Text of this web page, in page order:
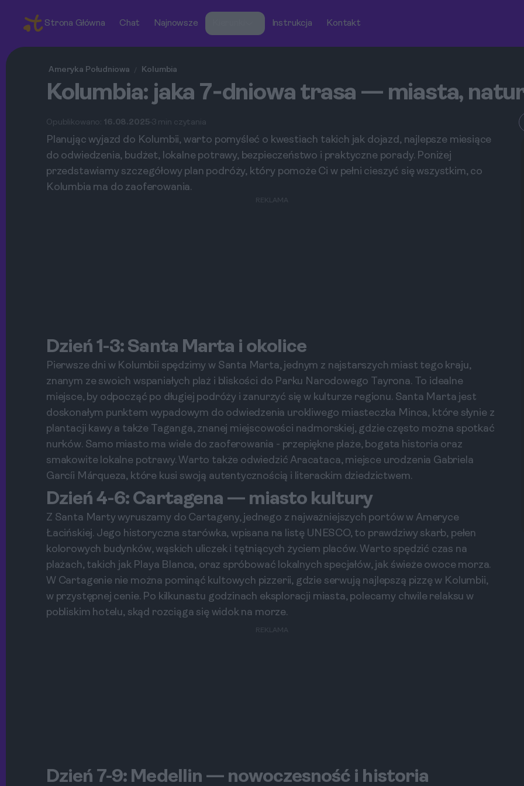
Strona Główna Chat Najnowsze Instrukcja Kontakt
Ameryka Południowa / Kolumbia
Kolumbia: jaka 7‑dniowa trasa — miasta,
Opublikowano: 16.08.2025 3 min czytania
Planując wyjazd do Kolumbii, warto pomyśleć o kwestiach takich jak dojazd, najlepsze miesiące
do odwiedzenia, budżet, lokalne potrawy, bezpieczeństwo i praktyczne porady. Poniżej
przedstawiamy szczegółowy plan podróży, który pomoże Ci w pełni cieszyć się wszystkim, co
Kolumbia ma do zaoferowania.
REKLAMA
Dzień 1-3: Santa Marta i okolice
Pierwsze dni w Kolumbii spędzimy w Santa Marta, jednym z najstarszych miast tego kraju,
znanym ze swoich wspaniałych plaż i bliskości do Parku Narodowego Tayrona. To idealne
miejsce, by odpocząć po długiej podróży i zanurzyć się w kulturze regionu. Santa Marta jest
doskonałym punktem wypadowym do odwiedzenia urokliwego miasteczka Minca, które słynie z
plantacji kawy a także Taganga, znanej miejscowości nadmorskiej, gdzie często można spotkać
nurków. Samo miasto ma wiele do zaoferowania - przepiękne plaże, bogata historia oraz
smakowite lokalne potrawy. Warto także odwiedzić Aracataca, miejsce urodzenia Gabriela
Garcíi Márqueza, które kusi swoją autentycznością i literackim dziedzictwem.
Dzień 4-6: Cartagena — miasto kultury
Z Santa Marty wyruszamy do Cartageny, jednego z najważniejszych portów w Ameryce
Łacińskiej. Jego historyczna starówka, wpisana na listę UNESCO, to prawdziwy skarb, pełen
kolorowych budynków, wąskich uliczek i tętniących życiem placów. Warto spędzić czas na
plażach, takich jak Playa Blanca, oraz spróbować lokalnych specjałów, jak świeże owoce morza.
W Cartagenie nie można pominąć kultowych pizzerii, gdzie serwują najlepszą pizzę w Kolumbii,
w przystępnej cenie. Po kilkunastu godzinach eksploracji miasta, polecamy chwile relaksu w
pobliskim hotelu, skąd rozciąga się widok na morze.
REKLAMA
Dzień 7-9: Medellin — nowoczesność i historia